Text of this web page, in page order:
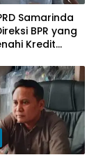
Samarinda
BPR yang
Kredit